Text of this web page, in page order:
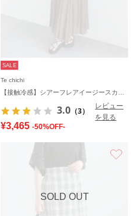
SALE
Te chichi
3.0 （3）
レビュー
を見る
¥3,465 -50%OFF-
SOLD OUT